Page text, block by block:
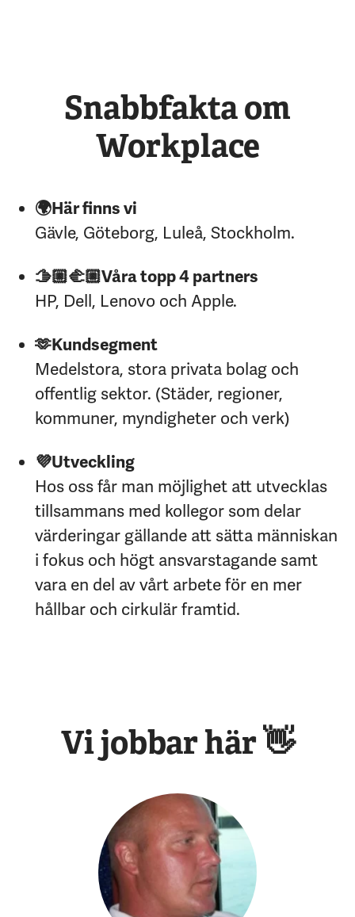
Snabbfakta om
Workplace
🌍Här finns vi
Gävle, Göteborg, Luleå, Stockholm.
🫱🏼‍🫲🏼Våra topp 4 partners
HP, Dell, Lenovo och Apple.
🫶Kundsegment
Medelstora, stora privata bolag och
offentlig sektor. (Städer, regioner,
kommuner, myndigheter och verk)
💜Utveckling
Hos oss får man möjlighet att utvecklas
tillsammans med kollegor som delar
värderingar gällande att sätta människan
i fokus och högt ansvarstagande samt
vara en del av vårt arbete för en mer
hållbar och cirkulär framtid.
Vi jobbar här 👋